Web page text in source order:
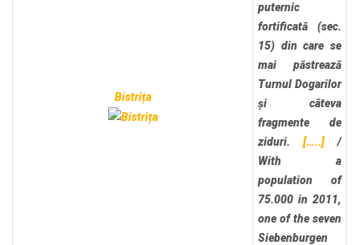
Bistrița
puternic
fortificată (sec.
15) din care se
mai păstrează
Turnul Dogarilor
și câteva
fragmente de
ziduri. […..] /
With a
population of
75.000 in 2011,
one of the seven
Siebenburgen